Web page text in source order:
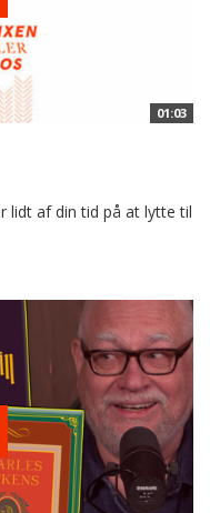
01:03
lidt af din tid på at lytte til